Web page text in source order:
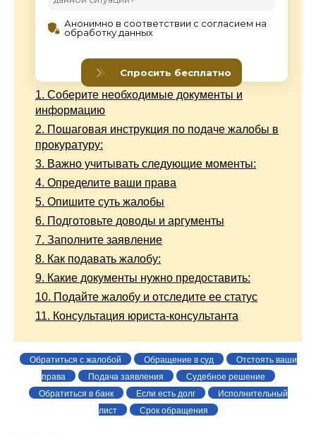
1. Соберите необходимые документы и
информацию
2. Пошаговая инструкция по подаче жалобы в
прокуратуру:
3. Важно учитывать следующие моменты:
4. Определите ваши права
5. Опишите суть жалобы
6. Подготовьте доводы и аргументы
7. Заполните заявление
8. Как подавать жалобу:
9. Какие документы нужно предоставить:
10. Подайте жалобу и отследите ее статус
11. Консультация юриста-консультанта
Обратиться с жалобой Обращение в суд
Отстоять ваши
права
Подача заявления
Судебное решение
Обратиться в банк
Если есть долг
Исполнительный
лист
Срок обращения